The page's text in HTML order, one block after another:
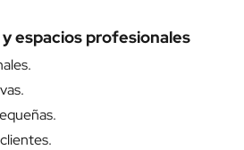
espacios profesionales